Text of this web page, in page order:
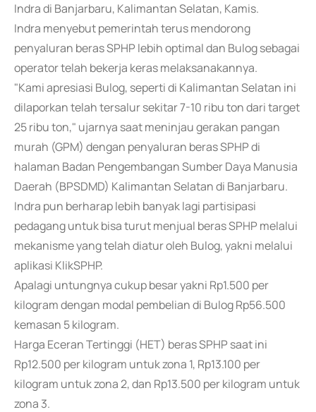
Indra di Banjarbaru, Kalimantan Selatan, Kamis.
Indra menyebut pemerintah terus mendorong
penyaluran beras SPHP lebih optimal dan Bulog sebagai
operator telah bekerja keras melaksanakannya.
"Kami apresiasi Bulog, seperti di Kalimantan Selatan ini
dilaporkan telah tersalur sekitar 7-10 ribu ton dari target
25 ribu ton," ujarnya saat meninjau gerakan pangan
murah (GPM) dengan penyaluran beras SPHP di
halaman Badan Pengembangan Sumber Daya Manusia
Daerah (BPSDMD) Kalimantan Selatan di Banjarbaru.
Indra pun berharap lebih banyak lagi partisipasi
pedagang untuk bisa turut menjual beras SPHP melalui
mekanisme yang telah diatur oleh Bulog, yakni melalui
aplikasi KlikSPHP.
Apalagi untungnya cukup besar yakni Rp1.500 per
kilogram dengan modal pembelian di Bulog Rp56.500
kemasan 5 kilogram.
Harga Eceran Tertinggi (HET) beras SPHP saat ini
Rp12.500 per kilogram untuk zona 1, Rp13.100 per
kilogram untuk zona 2, dan Rp13.500 per kilogram untuk
zona 3.